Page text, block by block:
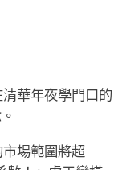
華年夜學門口的
場範圍將超